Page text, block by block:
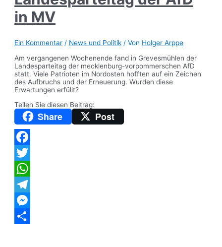
in MV
Ein Kommentar / News und Politik / Von Holger Arppe
Am vergangenen Wochenende fand in Grevesmühlen der
Landesparteitag der mecklenburg-vorpommerschen AfD
statt. Viele Patrioten im Nordosten hofften auf ein Zeichen
des Aufbruchs und der Erneuerung. Wurden diese
Erwartungen erfüllt?
Teilen Sie diesen Beitrag:
Share Post
Facebook
Twitter
WhatsApp
Telegram
Messenger